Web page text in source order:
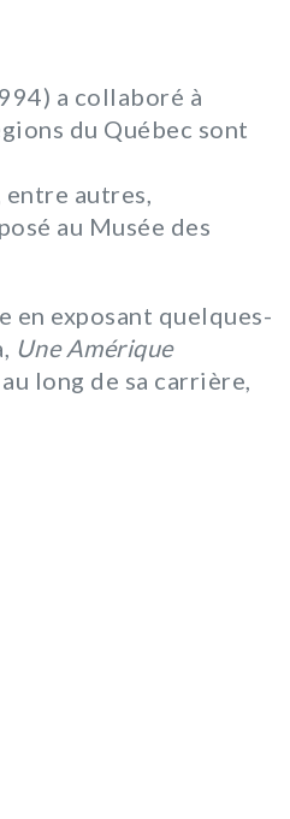
a collaboré à
du Québec sont
autres,
au Musée des
en exposant quelques-
Une Amérique
long de sa carrière,